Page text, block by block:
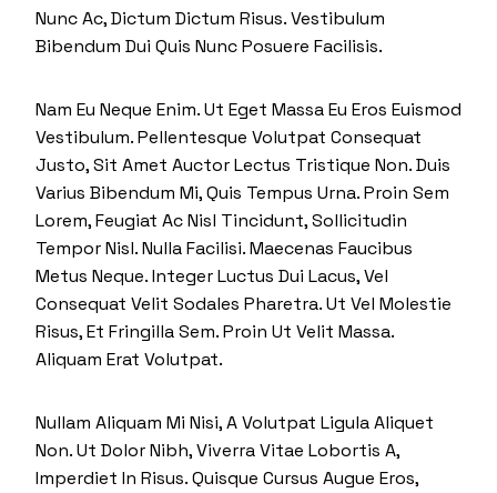
Nunc Ac, Dictum Dictum Risus. Vestibulum
Bibendum Dui Quis Nunc Posuere Facilisis.
Nam Eu Neque Enim. Ut Eget Massa Eu Eros Euismod
Vestibulum. Pellentesque Volutpat Consequat
Justo, Sit Amet Auctor Lectus Tristique Non. Duis
Varius Bibendum Mi, Quis Tempus Urna. Proin Sem
Lorem, Feugiat Ac Nisl Tincidunt, Sollicitudin
Tempor Nisl. Nulla Facilisi. Maecenas Faucibus
Metus Neque. Integer Luctus Dui Lacus, Vel
Consequat Velit Sodales Pharetra. Ut Vel Molestie
Risus, Et Fringilla Sem. Proin Ut Velit Massa.
Aliquam Erat Volutpat.
Nullam Aliquam Mi Nisi, A Volutpat Ligula Aliquet
Non. Ut Dolor Nibh, Viverra Vitae Lobortis A,
Imperdiet In Risus. Quisque Cursus Augue Eros,